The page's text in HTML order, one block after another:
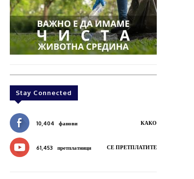
Stay Connected
10,404 фанови КАКО
61,453 претплатници СЕ ПРЕТПЛАТИТЕ